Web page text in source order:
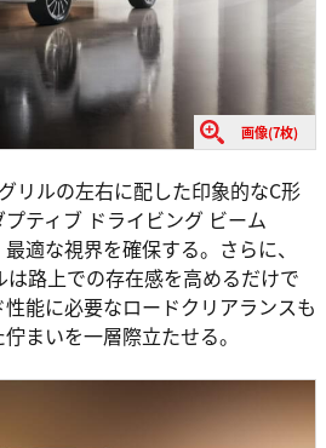
画像(7枚)
リルの左右に配した印象的なC形
ティブ ドライビング ビーム
適な視界を確保する。さらに、
路上での存在感を高めるだけで
能に必要なロードクリアランスも
まいを一層際立たせる。